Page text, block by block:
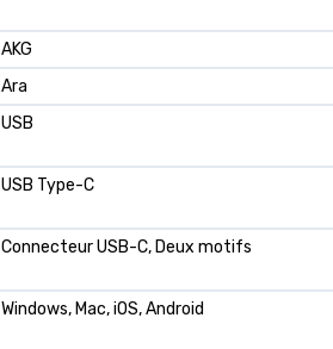
AKG
Ara
USB
USB Type-C
Connecteur USB-C, Deux motifs
Windows, Mac, iOS, Android